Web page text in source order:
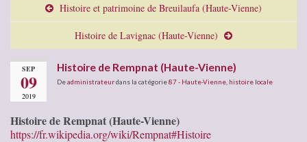
Histoire et patrimoine de Breuilaufa (Haute-Vienne)
Histoire de Lavignac (Haute-Vienne)
SEP
09
2019
Histoire de Rempnat (Haute-Vienne)
Deadministrateurdans la catégorie87 - Haute-Vienne histoire locale
Histoire de Rempnat (Haute-Vienne)
https://fr.wikipedia.org/wiki/Rempnat#Histoire